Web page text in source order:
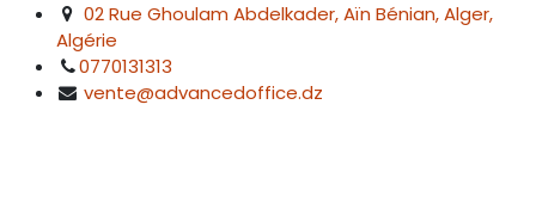
02 Rue Ghoulam Abdelkader, Aïn Bénian, Alger,
Algérie
0770131313
vente@advancedoffice.dz